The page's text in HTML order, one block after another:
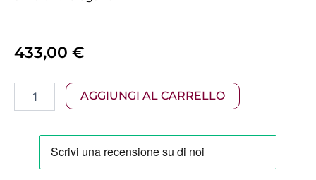
433,00 €
70x140
AGGIUNGI AL CARRELLO